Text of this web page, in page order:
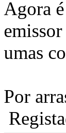
Agora
umas
Por